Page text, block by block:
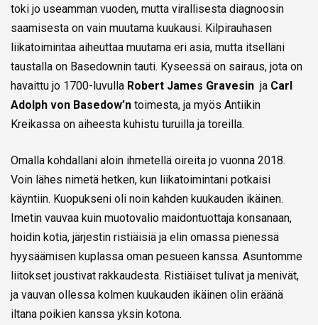
toki jo useamman vuoden, mutta virallisesta diagnoosin
saamisesta on vain muutama kuukausi. Kilpirauhasen
liikatoimintaa aiheuttaa muutama eri asia, mutta itselläni
taustalla on Basedownin tauti. Kyseessä on sairaus, jota on
havaittu jo 1700-luvulla Robert James Gravesin ja Carl
Adolph von Basedow’n toimesta, ja myös Antiikin
Kreikassa on aiheesta kuhistu turuilla ja toreilla.
Omalla kohdallani aloin ihmetellä oireita jo vuonna 2018.
Voin lähes nimetä hetken, kun liikatoimintani potkaisi
käyntiin. Kuopukseni oli noin kahden kuukauden ikäinen.
Imetin vauvaa kuin muotovalio maidontuottaja konsanaan,
hoidin kotia, järjestin ristiäisiä ja elin omassa pienessä
hyysäämisen kuplassa oman pesueen kanssa. Asuntomme
liitokset joustivat rakkaudesta. Ristiäiset tulivat ja menivät,
ja vauvan ollessa kolmen kuukauden ikäinen olin eräänä
iltana poikien kanssa yksin kotona.